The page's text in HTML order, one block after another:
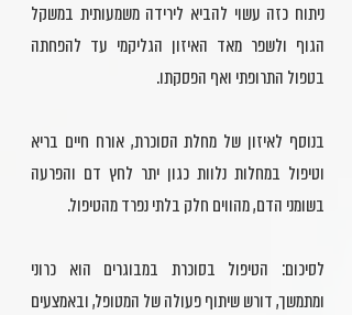
ניתוח כזה עשוי להביא לירידה משמעותית במשקל
הגוף ולשפר מאד האיזון הגליקמי עד להפחתה
בטפול התרופתי ואף הפסקתו.
בנוסף לאיזון של מחלת הסוכרת, אורח חיים בריא
וטיפול במחלות נלוות כגון יתר לחץ דם והפרעה
בשומני הדם, מהווים חלק בלתי נפרד מהטיפול.
לסיכום: הטיפול בסוכרת במבוגרים הוא כרוני
ומתמשך, דורש שיתוף פעולה של המטופל, ובאמצעים